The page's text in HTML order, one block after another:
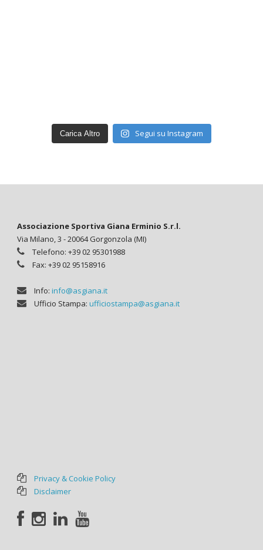
Carica Altro Segui su Instagram
Associazione Sportiva Giana Erminio S.r.l.
Via Milano, 3 - 20064 Gorgonzola (MI)
Telefono: +39 02 95301988
Fax: +39 02 95158916
Info: info@asgiana.it
Ufficio Stampa: ufficiostampa@asgiana.it
Privacy & Cookie Policy
Disclaimer